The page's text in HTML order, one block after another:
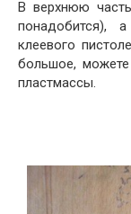
В верхнюю
понадобится),
клеевого
большое,
пластмассы.